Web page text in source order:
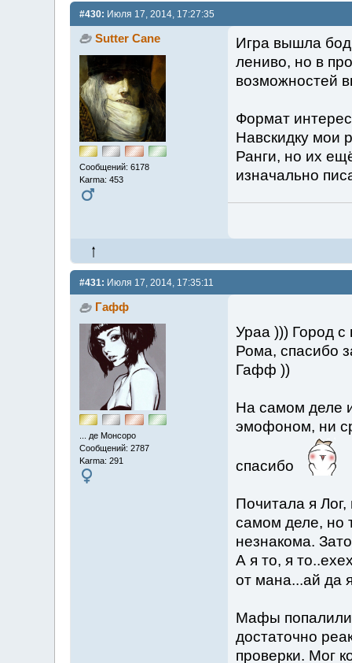
#430: Июля 17, 2014, 17:27:35
Sutter Cane
Сообщений: 6178
Karma: 453
Игра вышла
лениво, но в
возможностей
Формат
Навскидку мои
Ранги, но их
изначально
#431: Июля 17, 2014, 17:35:11
Гафф
... де Монсоро
Сообщений: 2787
Karma: 291
Ураа ))) Город
Рома, спасибо
Гафф ))
На самом деле
эмофоном, ни
спасибо
Почитала я
самом деле, но
незнакома.
А я то, я
от мана...ай да
Мафы
достаточно
проверки. Мог